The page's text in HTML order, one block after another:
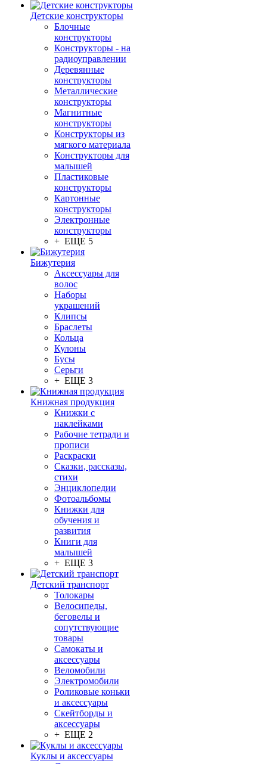
Детские конструкторы
Блочные
конструкторы
Конструкторы - на
радиоуправлении
Деревянные
конструкторы
Металлические
конструкторы
Магнитные
конструкторы
Конструкторы из
мягкого материала
Конструкторы для
малышей
Пластиковые
конструкторы
Картонные
конструкторы
Электронные
конструкторы
+ ЕЩЕ 5
Бижутерия
Аксессуары для
волос
Наборы
украшений
Клипсы
Браслеты
Кольца
Кулоны
Бусы
Серьги
+ ЕЩЕ 3
Книжная продукция
Книжки с
наклейками
Рабочие тетради и
прописи
Раскраски
Сказки, рассказы,
стихи
Энциклопедии
Фотоальбомы
Книжки для
обучения и
развития
Книги для
малышей
+ ЕЩЕ 3
Детский транспорт
Толокары
Велосипеды,
беговелы и
сопутствующие
товары
Самокаты и
аксессуары
Веломобили
Электромобили
Роликовые коньки
и аксессуары
Скейтборды и
аксессуары
+ ЕЩЕ 2
Куклы и аксессуары